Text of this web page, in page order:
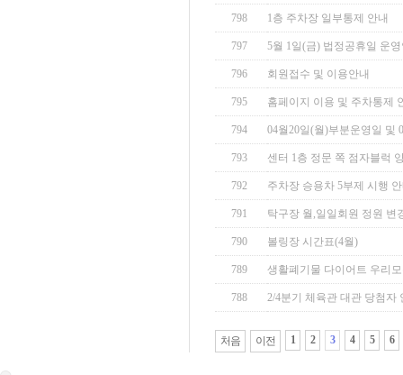
798 1층 주차장 일부통제 안내
797 5월 1일(금) 법정공휴일 운
796 회원접수 및 이용안내
795 홈페이지 이용 및 주차통제
794 04월20일(월)부분운영일 및
793 센터 1층 정문 쪽 점자블럭
792 주차장 승용차 5부제 시행
791 탁구장 월,일일회원 정원 변
790 볼링장 시간표(4월)
789 생활폐기물 다이어트 우리
788 2/4분기 체육관 대관 당첨자
처음 이전 1 2 3 4 5 6